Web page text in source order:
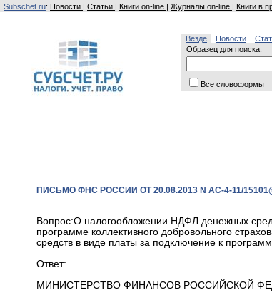
Subschet.ru: Новости | Статьи | Книги on-line | Журналы on-line | Книги в
Везде Новости
Образец для поиска:
Все словоформы
ПИСЬМО ФНС РОССИИ ОТ 20.08.2013 N АС-4-11/
Вопрос:О налогообложении НДФЛ денежных
программе коллективного добровольного
средств в виде платы за подключение к
Ответ:
МИНИСТЕРСТВО ФИНАНСОВ РОССИЙСКОЙ